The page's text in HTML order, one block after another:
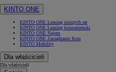
KINTO ONE
KINTO ONE Leasing niższych rat
KINTO ONE Leasing konsumencki
KINTO ONE Najem
KINTO ONE Zarządzanie flotą
KINTO Mobility
Dla właścicieli
Dla właścicieli